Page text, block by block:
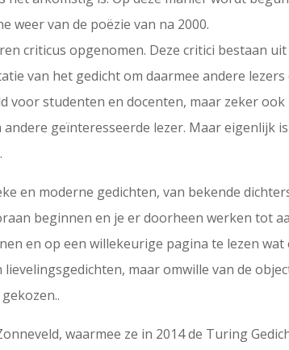
weer van de poëzie van na 2000.
criticus opgenomen. Deze critici bestaan
van het gedicht om daarmee andere
voor studenten en docenten, maar zeker
geïnteresseerde lezer. Maar eigenlijk
en moderne gedichten, van bekende
beginnen en je er doorheen werken tot
en op een willekeurige pagina te lezen
maar omwille van de
waarmee ze in 2014 de Turing